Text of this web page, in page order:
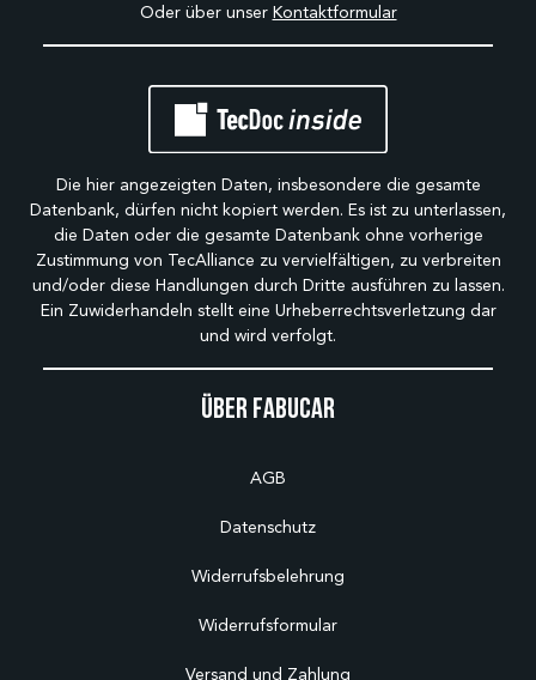
Über Fabucar
AGB
Datenschutz
Widerrufsbelehrung
Widerrufsformular
Versand und Zahlung
Oder über unser Kontaktformular
Die hier angezeigten Daten, insbesondere die gesamte
Datenbank, dürfen nicht kopiert werden. Es ist zu unterlassen,
die Daten oder die gesamte Datenbank ohne vorherige
Zustimmung von TecAlliance zu vervielfältigen, zu verbreiten
und/oder diese Handlungen durch Dritte ausführen zu lassen.
Ein Zuwiderhandeln stellt eine Urheberrechtsverletzung dar
und wird verfolgt.